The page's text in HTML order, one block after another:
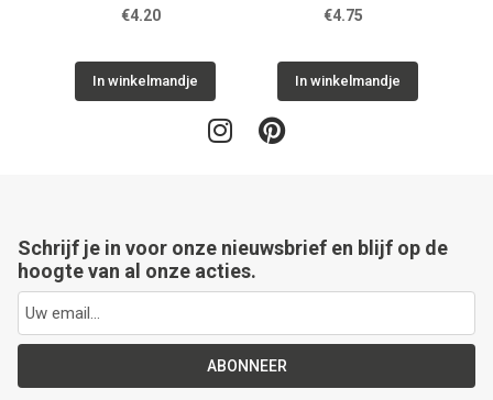
€4.20
In winkelmandje
€4.75
In winkelmandje
Schrijf je in voor onze nieuwsbrief en blijf op de
hoogte van al onze acties.
ABONNEER